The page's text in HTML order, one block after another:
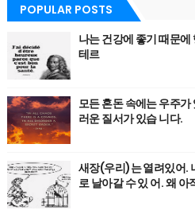
POPULAR POSTS
나는 건강에 좋기 때문
테르
모든 혼돈 속에는 우주
러운 질서가 있습 니다.
새장(우리)는 열려있어.
로 날아갈 수 있 어. 왜